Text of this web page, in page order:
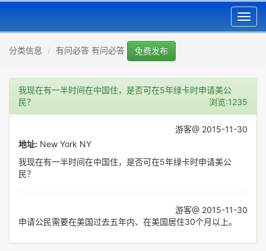
分类信息 有问必答 有问必答 免费发布
我现在有一半时间在中国住，是否可在5年绿卡时申请美公
民？
浏览:1235
游客@ 2015-11-30
地址: New York NY
我现在有一半时间在中国住，是否可在5年绿卡时申请美公
民？
游客@ 2015-11-30
申请公民需要在美国过去五年内、在美国居住30个月以上。